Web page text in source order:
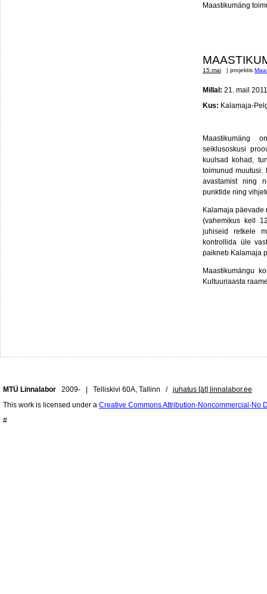
Maastikumäng
15.mai | projektis
Millal: 21. mail
Kus: Kalamaja-
Maastikumäng
seiklusoskusi
kuulsad kohad,
toimunud muutusi.
avastamist ning
punktide ning
Kalamaja
(vahemikus kell
juhiseid retkele
kontrollida üle
paikneb Kalamaja
Maastikumängu
Kultuuriaasta
MTÜ Linnalabor 2009- | Telliskivi 60A, Tallinn / juhatus [ät] linnalabor.ee
This work is licensed under a Creative Commons Attribution-Noncommercial-No
#